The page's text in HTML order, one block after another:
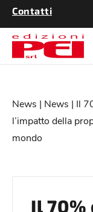
Contatti
News | News | Il
l’impatto della
mondo
Il